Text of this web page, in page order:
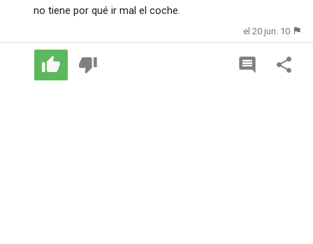
no tiene por qué ir mal el coche.
el 20 jun. 10